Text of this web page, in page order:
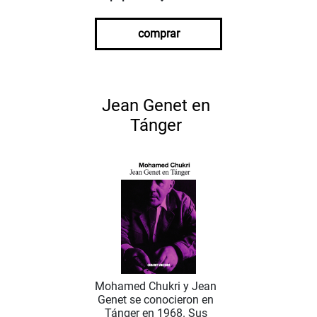
comprar
Jean Genet en
Tánger
Mohamed Chukri y Jean
Genet se conocieron en
Tánger en 1968. Sus